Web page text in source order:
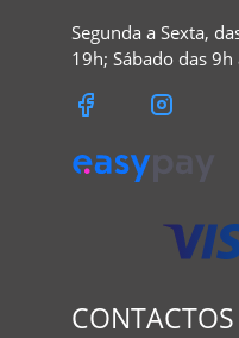
Segunda a Sexta,
19h; Sábado das 9h
CONTACTOS